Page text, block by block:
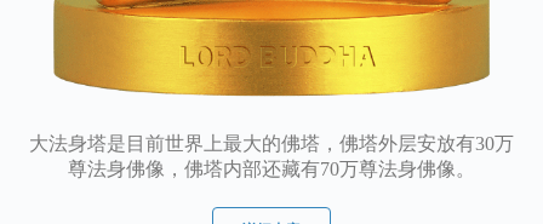
大法身塔是目前世界上最大的佛塔，佛塔外层安放有30万
尊法身佛像，佛塔内部还藏有70万尊法身佛像。